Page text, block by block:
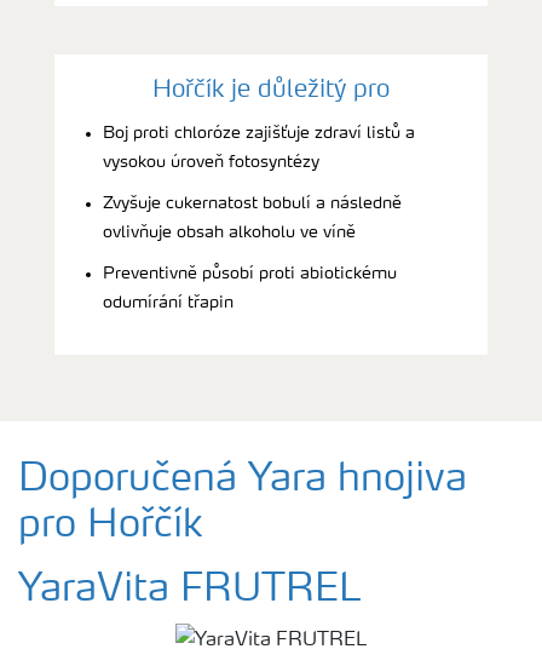
Hořčík je důležitý pro
Boj proti chloróze zajišťuje zdraví listů a
vysokou úroveň fotosyntézy
Zvyšuje cukernatost bobulí a následně
ovlivňuje obsah alkoholu ve víně
Preventivně působí proti abiotickému
odumírání třapin
Doporučená Yara hnojiva
pro Hořčík
YaraVita FRUTREL